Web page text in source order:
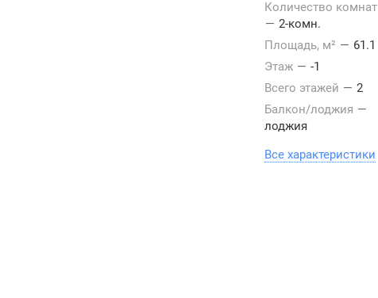
Количество комнат
— 2-комн.
Площадь, м² — 61.1
Этаж — -1
Всего этажей — 2
Балкон/лоджия —
лоджия
Все характеристики